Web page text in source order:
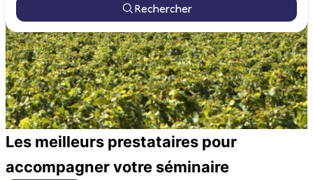
Rechercher
Les meilleurs prestataires pour
accompagner votre séminaire